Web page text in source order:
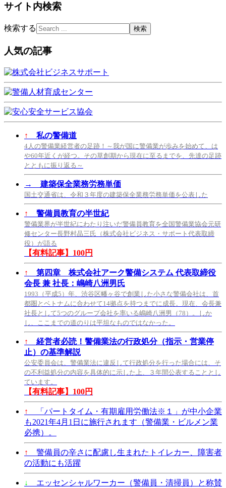
サイト内検索
検索する
人気の記事
↑ 私の警備道
4人の警備業経営者の足跡！～我が国に警備業が歩みを始めて、は
や60年近くが経つ。その草創期から現在に至るまでを、先達の足跡
とともに振り返る～
→ 建築保全業務労務単価
国土交通省は、令和３年度の建築保全業務労務単価を公表した
↑ 警備員教育の半世紀
警備業界が半世紀にわたり注いだ警備員教育を全国警備業協会元研
修センター長野村晶三氏（株式会社ビジネス・サポート代表取締
役）が語る
【有料記事】100円
↑
第四章 株式会社アーク警備システム 代表取締役
会長 兼 社長：嶋崎八洲男氏
1993（平成5）年、渋谷区幡ヶ谷で創業した小さな警備会社は、首
都圏とベトナムに合わせて14拠点を持つまでに成長。現在、会長兼
社長として5つのグループ会社を率いる嶋崎八洲男（78）。しか
し、ここまでの道のりは平坦なものではなかった。
↑
経営者必読！警備業法の行政処分（指示・営業停
止）の基準解説
公安委員会は、警備業法に違反して行政処分を行った場合には、そ
の不利益処分の内容を具体的に示した上、３年間公表することとし
ています。
【有料記事】100円
↑
「パートタイム・有期雇用労働法※１」が中小企業
も2021年4月1日に施行されます（警備業・ビルメン業
必携）。
↑
警備員の辛さに配慮し生まれたトイレカー、障害者
の活動にも活躍
↓
エッセンシャルワーカー（警備員・清掃員）と称賛